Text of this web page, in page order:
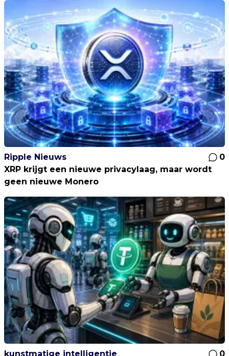
Ripple Nieuws
0
XRP krijgt een nieuwe privacylaag, maar wordt
geen nieuwe Monero
kunstmatige intelligentie
0